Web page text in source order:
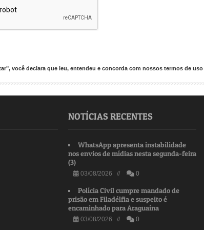
você declara que leu, entendeu e concorda com nossos termos de uso
NOTÍCIAS RECENTES
WhatsApp apresenta instabilidade
nos envios de mídias nesta segunda-feira
(3)
03/08/2026 // 0
Polícia Civil cumpre mandado de
prisão em Filadélfia e suspeito é
encaminhado para Araguaína
03/08/2026 // 0